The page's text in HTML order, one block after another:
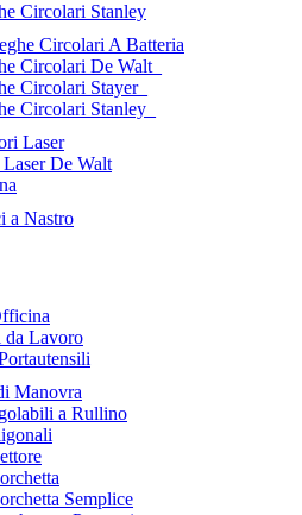
Circolari Stanley
Circolari A Batteria
Circolari De Walt_
Circolari Stayer_
Circolari Stanley_
Laser
De Walt
a Nastro
da Lavoro
Manovra
a Rullino
Semplice